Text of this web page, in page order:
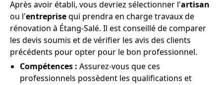
Après avoir établi, vous devriez sélectionner l'artisan
ou l'entreprisequi prendra en charge travaux de
rénovation à Étang-Salé. Il est conseillé de comparer
les devis soumis et de vérifier les avis des clients
précédents pour opter pour le bon professionnel.
Compétences : Assurez-vous que ces
professionnels possèdent les qualifications et